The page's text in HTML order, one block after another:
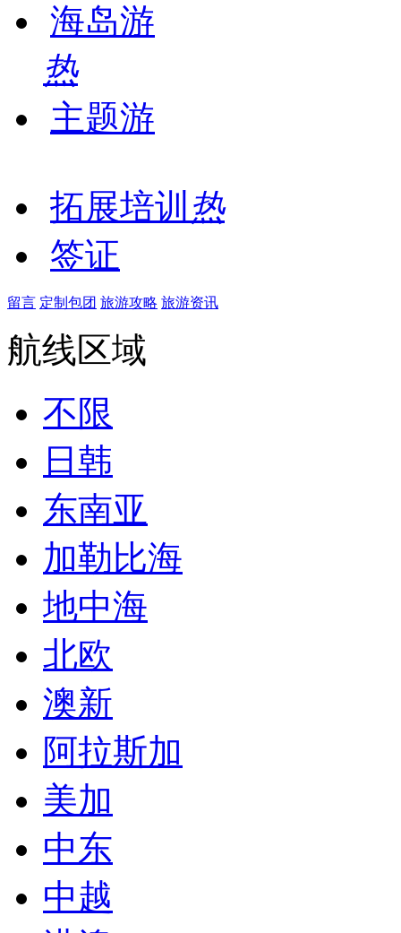
海岛游
热
主题游
拓展培训 热
签证
留言 定制包团 旅游攻略 旅游资讯
航线区域
不限
日韩
东南亚
加勒比海
地中海
北欧
澳新
阿拉斯加
美加
中东
中越